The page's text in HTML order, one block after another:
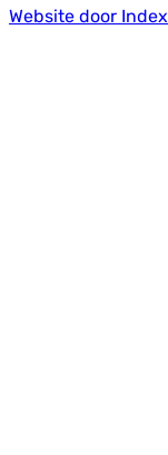
Website door Index